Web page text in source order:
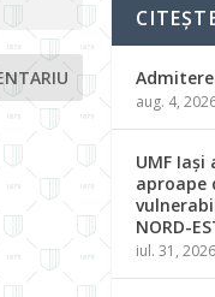
aug. 4,
UMF
aproape
NORD-
iul. 31, 2026